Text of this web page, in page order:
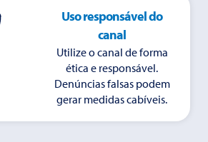
Uso responsável do
canal
Utilize o canal de forma
ética e responsável.
Denúncias falsas podem
gerar medidas cabíveis.